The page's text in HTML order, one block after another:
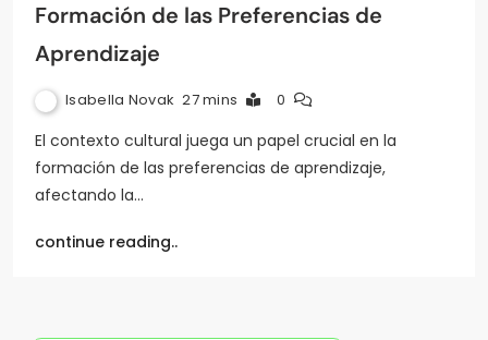
Formación de las Preferencias de
Aprendizaje
Isabella Novak 27 mins 0
El contexto cultural juega un papel crucial en la
formación de las preferencias de aprendizaje,
afectando la…
continue reading..